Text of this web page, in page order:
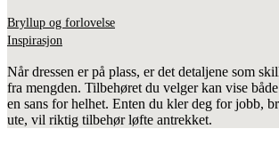
Bryllup og forlovelse
Inspirasjon
Når dressen er på plass, er det detaljene som
fra mengden. Tilbehøret du velger kan vise
en sans for helhet. Enten du kler deg for jobb,
ute, vil riktig tilbehør løfte antrekket.